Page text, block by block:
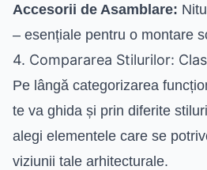
Accesorii de Asamblare:
– esențiale pentru o montare
4. Compararea Stilurilor:
Pe lângă categorizarea
te va ghida și prin diferite
alegi elementele care se
viziunii tale arhitecturale.